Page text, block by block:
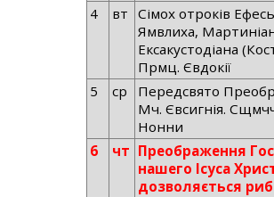
4
вт
Сімох отроків
Ямвлиха,
Ексакустодіана
Прмц. Євдокії
5
ср
Передсвято
Мч. Євсигнія.
Нонни
6
чт Преображення
нашего Ісуса
дозволяється